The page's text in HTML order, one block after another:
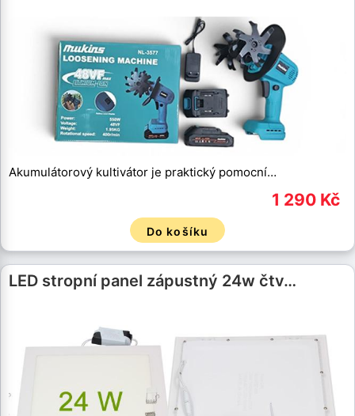
Akumulátorový kultivátor je praktický pomocní…
1 290 Kč
Do košíku
LED stropní panel zápustný 24w čtv…